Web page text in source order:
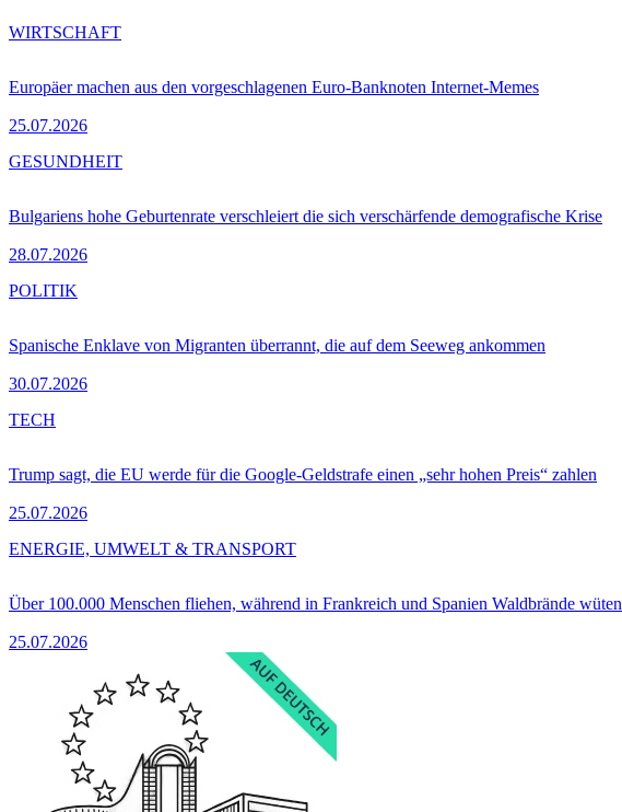
Europäer machen aus den vorgeschlagenen Euro-Banknoten Internet-Memes
25.07.2026
WIRTSCHAFT
Bulgariens hohe Geburtenrate verschleiert die sich verschärfende demografische Krise
28.07.2026
GESUNDHEIT
Spanische Enklave von Migranten überrannt, die auf dem Seeweg ankommen
30.07.2026
POLITIK
Trump sagt, die EU werde für die Google-Geldstrafe einen „sehr hohen Preis“ zahlen
25.07.2026
TECH
Über 100.000 Menschen fliehen, während in Frankreich und Spanien Waldbrände wüten
25.07.2026
ENERGIE, UMWELT & TRANSPORT